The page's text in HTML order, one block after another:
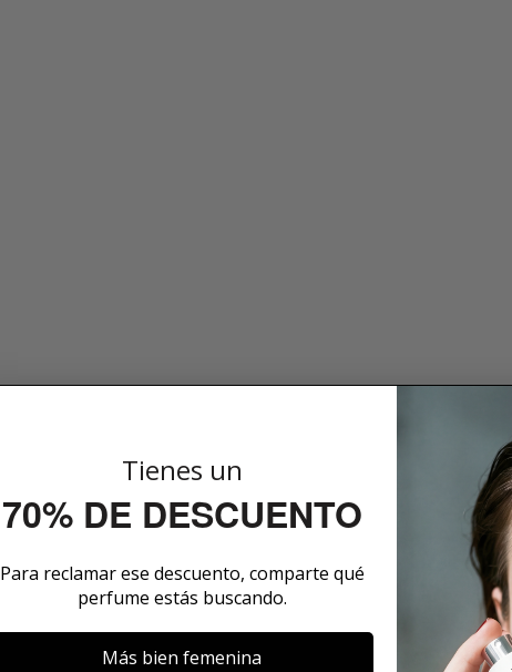
Tienes un
70% DE DESCUENTO
Para reclamar ese descuento, comparte qué
perfume estás buscando.
Más bien femenina